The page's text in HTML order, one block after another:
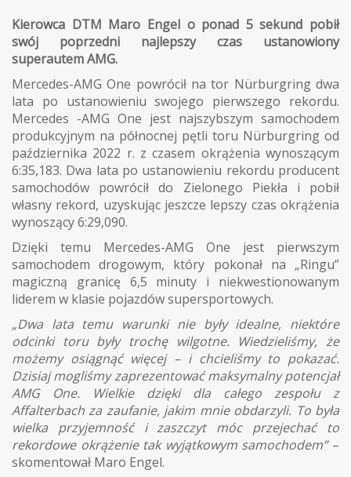
Kierowca DTM Maro Engel o ponad 5 sekund pobił
swój poprzedni najlepszy czas ustanowiony
superautem AMG.
Mercedes-AMG One powrócił na tor Nürburgring dwa
lata po ustanowieniu swojego pierwszego rekordu.
Mercedes -AMG One jest najszybszym samochodem
produkcyjnym na północnej pętli toru Nürburgring od
października 2022 r. z czasem okrążenia wynoszącym
6:35,183. Dwa lata po ustanowieniu rekordu producent
samochodów powrócił do Zielonego Piekła i pobił
własny rekord, uzyskując jeszcze lepszy czas okrążenia
wynoszący 6:29,090.
Dzięki temu Mercedes-AMG One jest pierwszym
samochodem drogowym, który pokonał na „Ringu”
magiczną granicę 6,5 minuty i niekwestionowanym
liderem w klasie pojazdów supersportowych.
„Dwa lata temu warunki nie były idealne, niektóre
odcinki toru były trochę wilgotne. Wiedzieliśmy, że
możemy osiągnąć więcej – i chcieliśmy to pokazać.
Dzisiaj mogliśmy zaprezentować maksymalny potencjał
AMG One. Wielkie dzięki dla całego zespołu z
Affalterbach za zaufanie, jakim mnie obdarzyli. To była
wielka przyjemność i zaszczyt móc przejechać to
rekordowe okrążenie tak wyjątkowym samochodem”–
skomentował Maro Engel.